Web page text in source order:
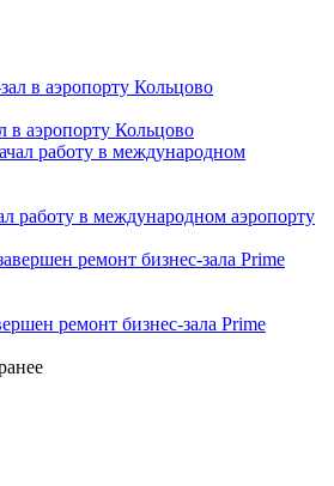
в аэропорту Кольцово
работу в международном аэропорту
ремонт бизнес-зала Prime